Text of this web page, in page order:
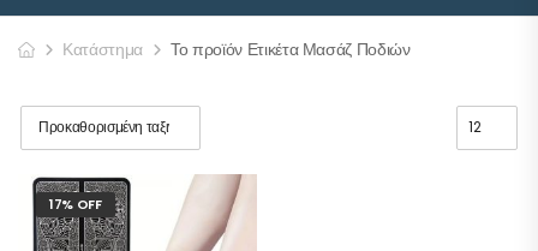
Κατάστημα Το προϊόν Ετικέτα Μασάζ Ποδιών
17% OFF